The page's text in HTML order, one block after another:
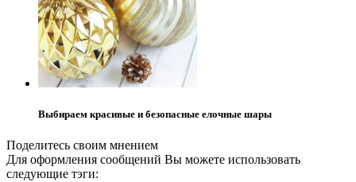
Выбираем красивые и безопасные елочные шары
Поделитесь своим мнением
Для оформления сообщений Вы можете использовать
следующие тэги: